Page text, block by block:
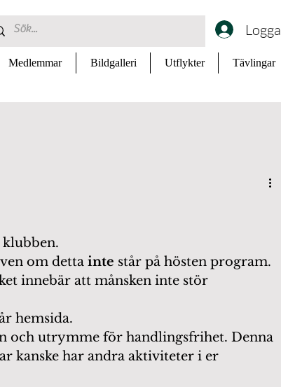
Medlemmar Bildgalleri Utflykter Tävlingar
om detta inte står på hösten program.
innebär att månsken inte stör
hemsida.
och utrymme för handlingsfrihet. Denna
kanske har andra aktiviteter i er